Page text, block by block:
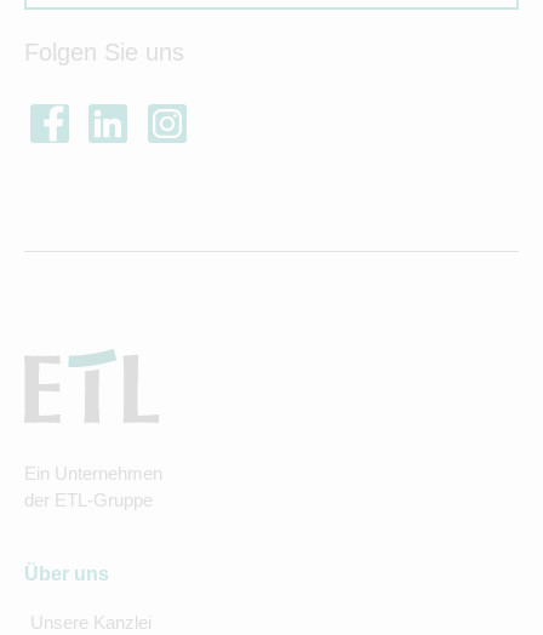
Folgen Sie uns
Ein Unternehmen
der ETL-Gruppe
Über uns
Unsere Kanzlei